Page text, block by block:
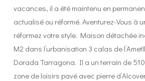
vacances, il a été maintenu en
actualisé ou réformé. Aventurez-Vous à
réformez votre style. Maison détachée
M2 dans l’urbanisation 3 calas de
Dorada Tarragona. Il a un terrain de
zone de loisirs pavé avec pierre